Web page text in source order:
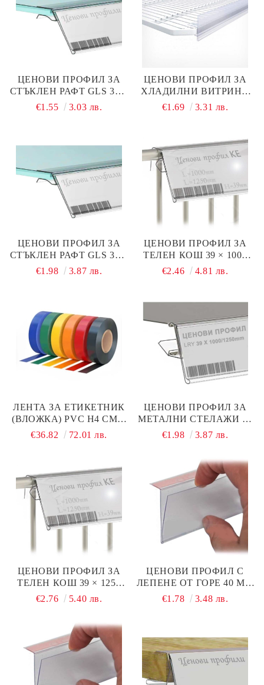
ЦЕНОВИ ПРОФИЛ ЗА
СТЪКЛЕН РАФТ GLS 39 ×
620 ММ
€1.55 3.03 лв.
ЦЕНОВИ ПРОФИЛ ЗА
ХЛАДИЛНИ ВИТРИНИ
39 ММ × 520 ММ
€1.69 3.31 лв.
ЦЕНОВИ ПРОФИЛ ЗА
СТЪКЛЕН РАФТ GLS 39 ×
900 ММ
€1.98 3.87 лв.
ЦЕНОВИ ПРОФИЛ ЗА
ТЕЛЕН КОШ 39 × 1000
ММ
€2.46 4.81 лв.
ЛЕНТА ЗА ЕТИКЕТНИК
(ВЛОЖКА) PVC H4 СМ ×
L100 М
€36.82 72.01 лв.
ЦЕНОВИ ПРОФИЛ ЗА
МЕТАЛНИ СТЕЛАЖИ 39
× 1000 ММ
€1.98 3.87 лв.
ЦЕНОВИ ПРОФИЛ ЗА
ТЕЛЕН КОШ 39 × 1250
ММ
€2.76 5.40 лв.
ЦЕНОВИ ПРОФИЛ С
ЛЕПЕНЕ ОТ ГОРЕ 40 ММ
× 1200 ММ
€1.78 3.48 лв.